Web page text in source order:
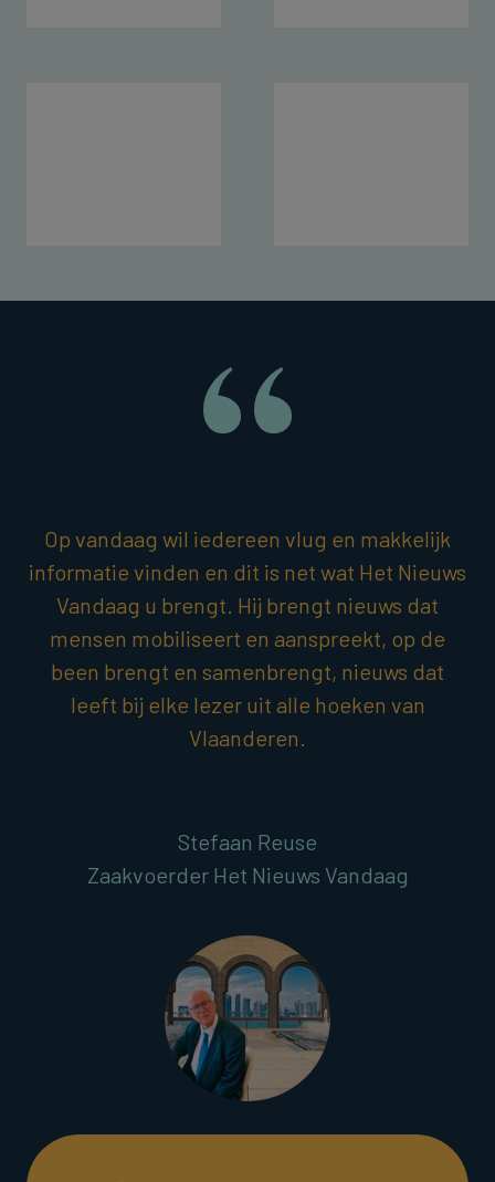
Op vandaag wil iedereen vlug en makkelijk
informatie vinden en dit is net wat Het Nieuws
Vandaag u brengt. Hij brengt nieuws dat
mensen mobiliseert en aanspreekt, op de
been brengt en samenbrengt, nieuws dat
leeft bij elke lezer uit alle hoeken van
Vlaanderen.
Stefaan Reuse
Zaakvoerder Het Nieuws Vandaag